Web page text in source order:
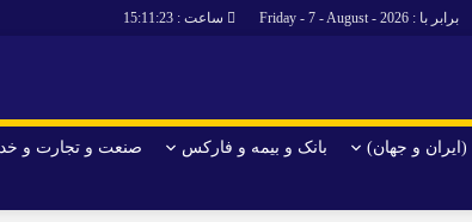
برابر با : Friday - 7 - August - 2026 ساعت : 15:11:23
(ایران و جهان) بانک و بیمه و فارکس صنعت و تجارت و